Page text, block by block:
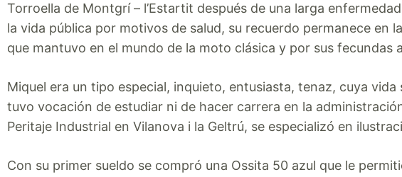
Torroella de Montgrí – l’Estartit después de una larga
la vida pública por motivos de salud, su recuerdo permanece en
que mantuvo en el mundo de la moto clásica y por sus fecundas
Miquel era un tipo especial, inquieto, entusiasta, tenaz, cuya
tuvo vocación de estudiar ni de hacer carrera en la
Peritaje Industrial en Vilanova i la Geltrú, se especializó en
Con su primer sueldo se compró una Ossita 50 azul que le